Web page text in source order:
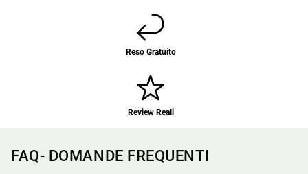
Reso Gratuito
Review Reali
FAQ- DOMANDE FREQUENTI